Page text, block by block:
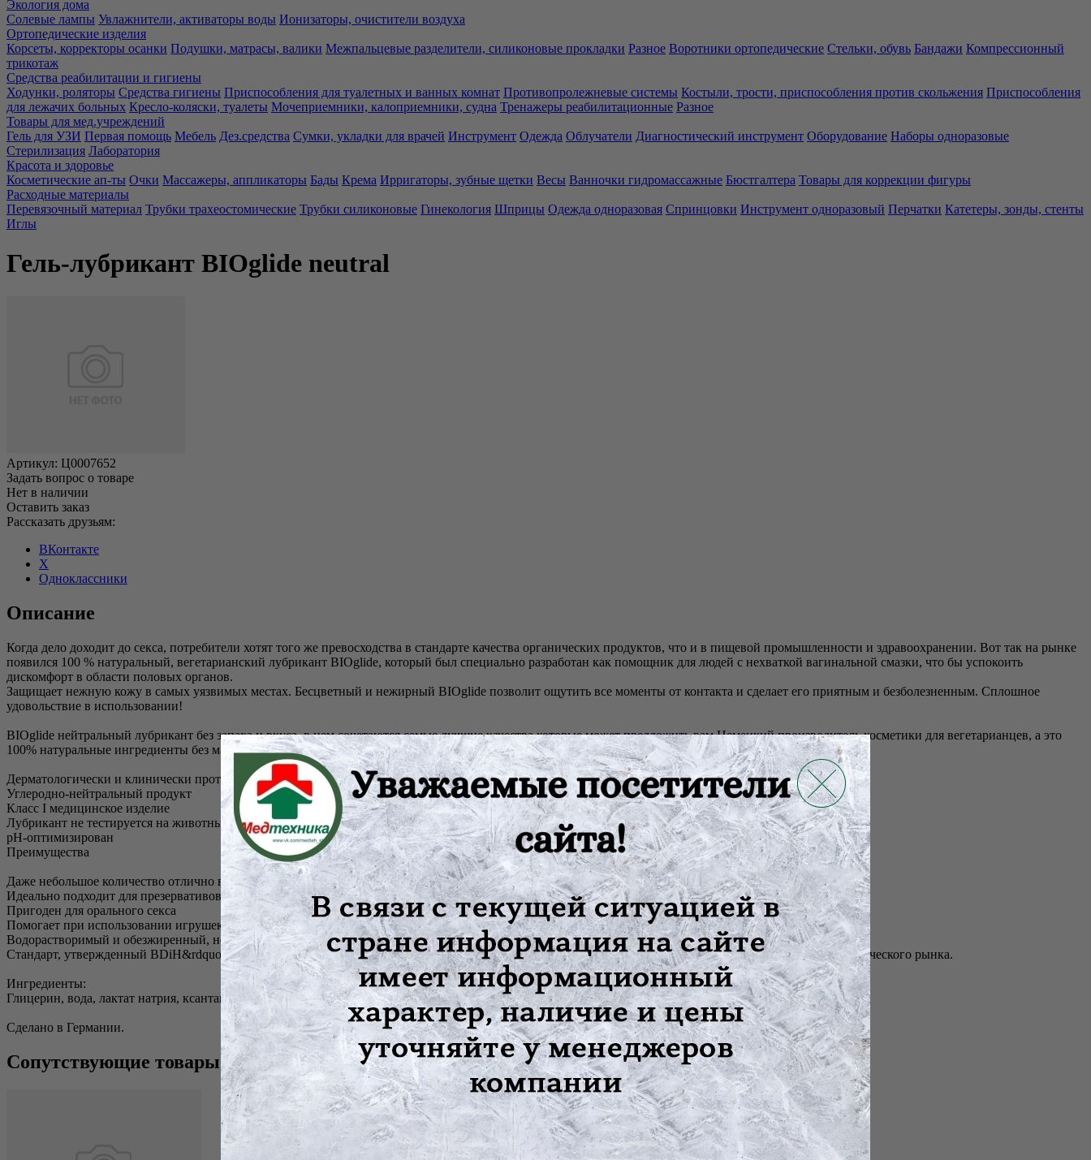
Экология дома
Солевые лампы Увлажнители, активаторы воды Ионизаторы, очистители воздуха
Ортопедические изделия
Корсеты, корректоры осанки Подушки, матрасы, валики Межпальцевые разделители, силиконовые прокладки Разное Воротники ортопедические Стельки, обувь Бандажи Компрессионный
трикотаж
Средства реабилитации и гигиены
Ходунки, роляторы Средства гигиены Приспособления для туалетных и ванных комнат Противопролежневые системы Костыли, трости, приспособления против скольжения Приспособления
для лежачих больных Кресло-коляски, туалеты Мочеприемники, калоприемники, судна Тренажеры реабилитационные Разное
Товары для мед.учреждений
Гель для УЗИ Первая помощь Мебель Дез.средства Сумки, укладки для врачей Инструмент Одежда Облучатели Диагностический инструмент Оборудование Наборы одноразовые
Стерилизация Лаборатория
Красота и здоровье
Косметические ап-ты Очки Массажеры, аппликаторы Бады Крема Ирригаторы, зубные щетки Весы Ванночки гидромассажные Бюстгалтера Товары для коррекции фигуры
Расходные материалы
Перевязочный материал Трубки трахеостомические Трубки силиконовые Гинекология Шприцы Одежда одноразовая Спринцовки Инструмент одноразовый Перчатки Катетеры, зонды, стенты
Иглы
Гель-лубрикант BIOglide neutral
Артикул: Ц0007652
Задать вопрос о товаре
Нет в наличии
Оставить заказ
Рассказать друзьям:
ВКонтакте
X
Одноклассники
Описание
Когда дело доходит до секса, потребители хотят того же превосходства в стандарте качества органических продуктов, что и в пищевой промышленности и здравоохранении. Вот так на рынке
появился 100 % натуральный, вегетарианский лубрикант BIOglide, который был специально разработан как помощник для людей с нехваткой вагинальной смазки, что бы успокоить
дискомфорт в области половых органов.
Защищает нежную кожу в самых уязвимых местах. Бесцветный и нежирный BIOglide позволит ощутить все моменты от контакта и сделает его приятным и безболезненным. Сплошное
удовольствие в использовании!
BIOglide нейтральный лубрикант без запаха и вкуса, в нем сочетаются самые лучшие качества которые может предложить вам Немецкий производитель косметики для вегетарианцев, а это
100% натуральные ингредиенты без малейшего содержания синтетических ароматизаторов, красителей и консервантов.
Дерматологически и клинически протестирован
Углеродно-нейтральный продукт
Класс I медицинское изделие
Лубрикант не тестируется на животных!
рН-оптимизирован
Преимущества
Даже небольшое количество отлично выполняет свою функции
Идеально подходит для презервативов из латекса
Пригоден для орального секса
Помогает при использовании игрушек
Водорастворимый и обезжиренный, не оставляет пятен на белье.
Стандарт, утвержденный BDiH&rdquo гарантирует вам, что выбирая BIOglide, вы выбираете продукт, который соответствует высоким стандартам органического рынка.
Ингредиенты:
Глицерин, вода, лактат натрия, ксантановая камедь, левулиновая кислота, левулинат натрия.
Сделано в Германии.
Сопутствующие товары